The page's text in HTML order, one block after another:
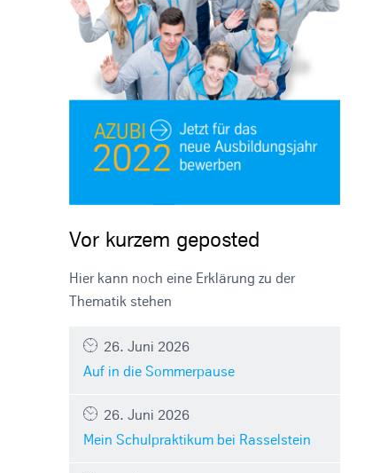
Vor kurzem geposted
Hier kann noch eine Erklärung zu der
Thematik stehen
26. Juni 2026
Auf in die Sommerpause
26. Juni 2026
Mein Schulpraktikum bei Rasselstein